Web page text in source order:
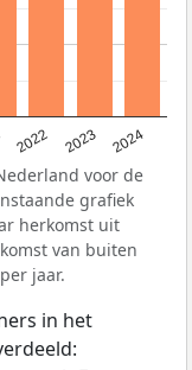
2022 2023 2024
voor de
grafiek
herkomst uit
van buiten
jaar.
in het